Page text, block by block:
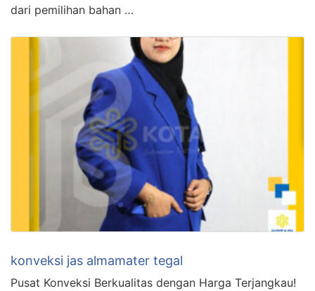
dari pemilihan bahan …
konveksi jas almamater tegal
Pusat Konveksi Berkualitas dengan Harga Terjangkau!